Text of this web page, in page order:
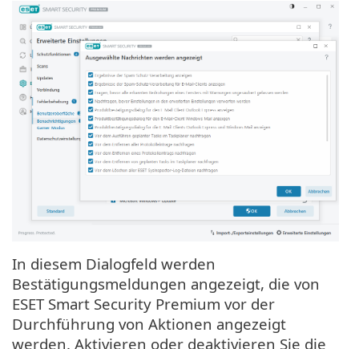
In diesem Dialogfeld werden
Bestätigungsmeldungen angezeigt, die von
ESET Smart Security Premium vor der
Durchführung von Aktionen angezeigt
werden. Aktivieren oder deaktivieren Sie die